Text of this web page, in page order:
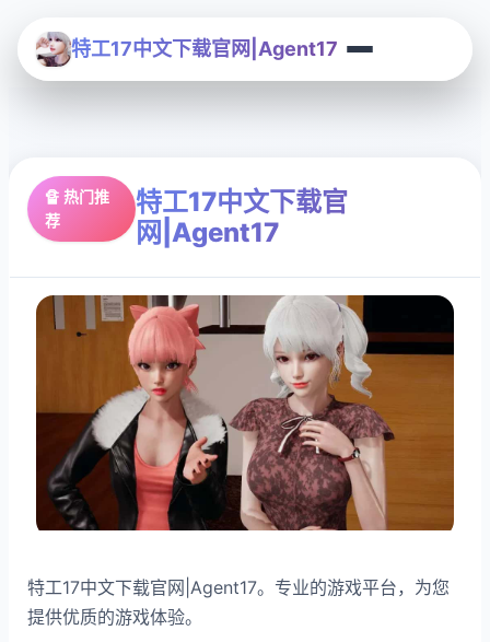
特工17中文下载官网|Agent17
🔏 热门推
荐
特工17中文下载官
网|Agent17
特工17中文下载官网|Agent17。专业的游戏平台，为您
提供优质的游戏体验。